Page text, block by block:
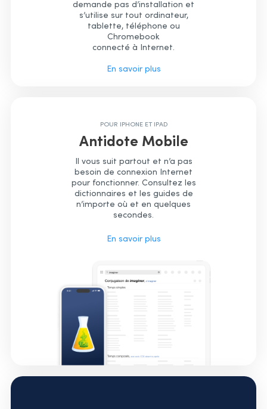
demande pas d’installation et
s’utilise sur tout ordinateur,
tablette, téléphone ou
Chromebook
connecté à Internet.
En savoir plus
POUR IPHONE ET IPAD
Antidote Mobile
Il vous suit partout et n’a pas
besoin de connexion Internet
pour fonctionner. Consultez les
dictionnaires et les guides de
n’importe où et en quelques
secondes.
En savoir plus